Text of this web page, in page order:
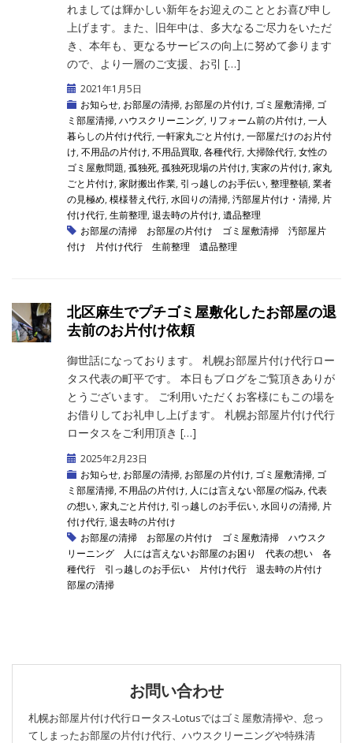
れましては輝かしい新年をお迎えのこととお喜び申し
上げます。また、旧年中は、多大なるご尽力をいただ
き、本年も、更なるサービスの向上に努めて参ります
ので、より一層のご支援、お引 […]
2021年1月5日
お知らせ, お部屋の清掃, お部屋の片付け, ゴミ屋敷清掃, ゴ
ミ部屋清掃, ハウスクリーニング, リフォーム前の片付け, 一人
暮らしの片付け代行, 一軒家丸ごと片付け, 一部屋だけのお片付
け, 不用品の片付け, 不用品買取, 各種代行, 大掃除代行, 女性の
ゴミ屋敷問題, 孤独死, 孤独死現場の片付け, 実家の片付け, 家丸
ごと片付け, 家財搬出作業, 引っ越しのお手伝い, 整理整頓, 業者
の見極め, 模様替え代行, 水回りの清掃, 汚部屋片付け・清掃, 片
付け代行, 生前整理, 退去時の片付け, 遺品整理
お部屋の清掃
お部屋の片付け ゴミ屋敷清掃
汚部屋片
付け
片付け代行 生前整理 遺品整理
北区麻生でプチゴミ屋敷化したお部屋の退
去前のお片付け依頼
御世話になっております。 札幌お部屋片付け代行ロー
タス代表の町平です。 本日もブログをご覧頂きありが
とうございます。 ご利用いただくお客様にもこの場を
お借りしてお礼申し上げます。 札幌お部屋片付け代行
ロータスをご利用頂き […]
2025年2月23日
お知らせ, お部屋の清掃, お部屋の片付け, ゴミ屋敷清掃, ゴ
ミ部屋清掃, 不用品の片付け, 人には言えない部屋の悩み, 代表
の想い, 家丸ごと片付け, 引っ越しのお手伝い, 水回りの清掃, 片
付け代行, 退去時の片付け
お部屋の清掃
お部屋の片付け ゴミ屋敷清掃
ハウスク
リーニング
人には言えないお部屋のお困り 代表の想い
各
種代行
引っ越しのお手伝い 片付け代行
退去時の片付け
部屋の清掃
お問い合わせ
札幌お部屋片付け代行ロータス‐Lotusではゴミ屋敷清掃や、怠っ
てしまったお部屋の片付け代行、ハウスクリーニングや特殊清